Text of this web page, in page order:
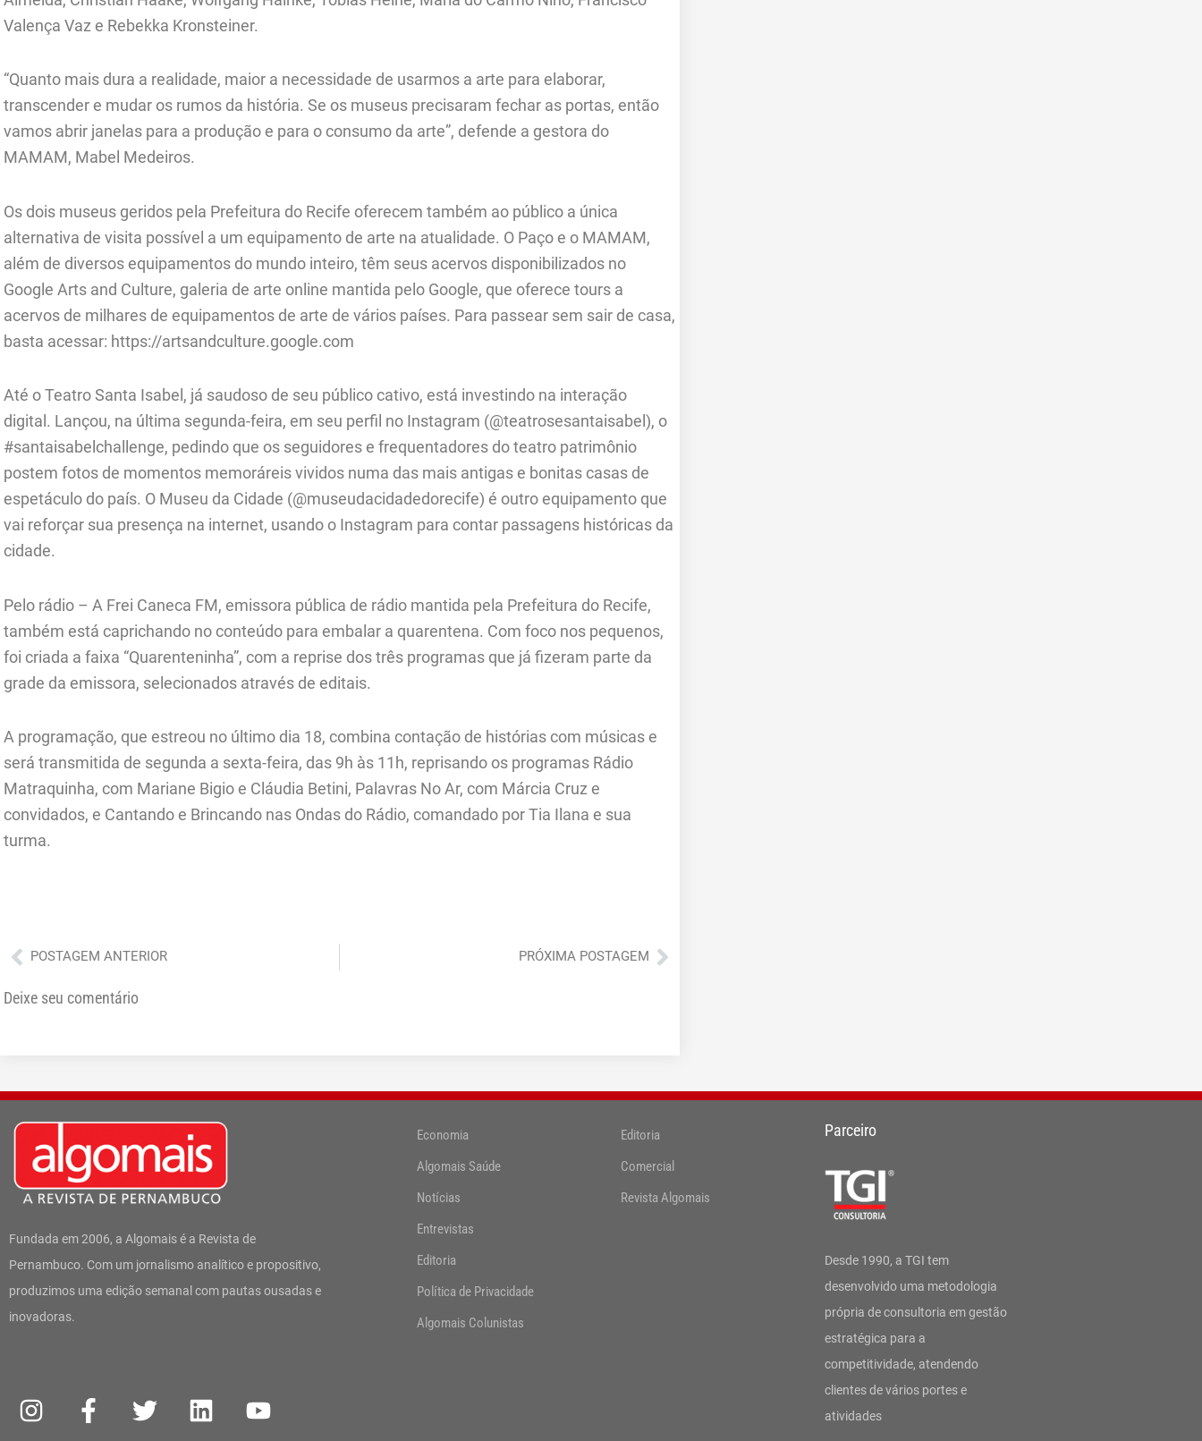
Valença Vaz e Rebekka Kronsteiner.
“Quanto mais dura a realidade, maior a necessidade de usarmos a arte para elaborar,
transcender e mudar os rumos da história. Se os museus precisaram fechar as portas, então
vamos abrir janelas para a produção e para o consumo da arte”, defende a gestora do
MAMAM, Mabel Medeiros.
Os dois museus geridos pela Prefeitura do Recife oferecem também ao público a única
alternativa de visita possível a um equipamento de arte na atualidade. O Paço e o MAMAM,
além de diversos equipamentos do mundo inteiro, têm seus acervos disponibilizados no
Google Arts and Culture, galeria de arte online mantida pelo Google, que oferece tours a
acervos de milhares de equipamentos de arte de vários países. Para passear sem sair de casa,
basta acessar: https://artsandculture.google.com
Até o Teatro Santa Isabel, já saudoso de seu público cativo, está investindo na interação
digital. Lançou, na última segunda-feira, em seu perfil no Instagram (@teatrosesantaisabel), o
#santaisabelchallenge, pedindo que os seguidores e frequentadores do teatro patrimônio
postem fotos de momentos memoráreis vividos numa das mais antigas e bonitas casas de
espetáculo do país. O Museu da Cidade (@museudacidadedorecife) é outro equipamento que
vai reforçar sua presença na internet, usando o Instagram para contar passagens históricas da
cidade.
Pelo rádio – A Frei Caneca FM, emissora pública de rádio mantida pela Prefeitura do Recife,
também está caprichando no conteúdo para embalar a quarentena. Com foco nos pequenos,
foi criada a faixa “Quarenteninha”, com a reprise dos três programas que já fizeram parte da
grade da emissora, selecionados através de editais.
A programação, que estreou no último dia 18, combina contação de histórias com músicas e
será transmitida de segunda a sexta-feira, das 9h às 11h, reprisando os programas Rádio
Matraquinha, com Mariane Bigio e Cláudia Betini, Palavras No Ar, com Márcia Cruz e
convidados, e Cantando e Brincando nas Ondas do Rádio, comandado por Tia Ilana e sua
turma.
Anterior
POSTAGEM ANTERIOR PRÓXIMA POSTAGEMPróximo
Deixe seu comentário
Fundada em 2006, a Algomais é a Revista de
Pernambuco. Com um jornalismo analítico e propositivo,
produzimos uma edição semanal com pautas ousadas e
inovadoras.
n
s
a
c
w
i
n
o
h
a
Economia
Algomais Saúde
Notícias
Entrevistas
Editoria
Política de Privacidade
Algomais Colunistas
Editoria
Comercial
Revista Algomais
Parceiro
Desde 1990, a TGI tem
desenvolvido uma metodologia
própria de consultoria em gestão
estratégica para a
competitividade, atendendo
clientes de vários portes e
atividades